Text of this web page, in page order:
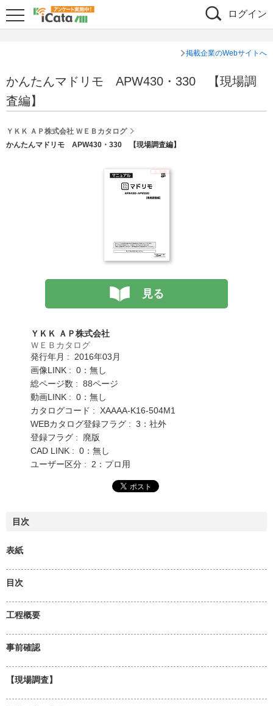
ログイン
掲載企業のWebサイトへ
かんたんマドリモ APW430・330 【現場調
査編】
ＹＫＫ ＡＰ株式会社 ＷＥＢカタログ
かんたんマドリモ APW430・330 【現場調査編】
見る
ＹＫＫ ＡＰ株式会社
ＷＥＢカタログ
発行年月 : 2016年03月
画像LINK : 0：無し
総ページ数 : 88ページ
動画LINK : 0：無し
カタログコード : XAAAA-K16-504M1
WEBカタログ登録フラグ : 3：社外
登録フラグ : 廃版
CAD LINK : 0：無し
ユーザー区分 : 2：プロ用
目次
表紙
目次
工程概要
事前確認
【現場調査】